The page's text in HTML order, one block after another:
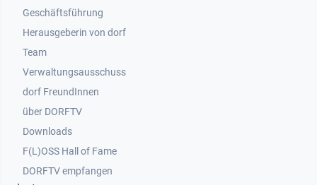
Geschäftsführung
Herausgeberin von dorf
Team
Verwaltungsausschuss
dorf FreundInnen
Footer 3
über DORFTV
Downloads
F(L)OSS Hall of Fame
Footer 4
DORFTV empfangen